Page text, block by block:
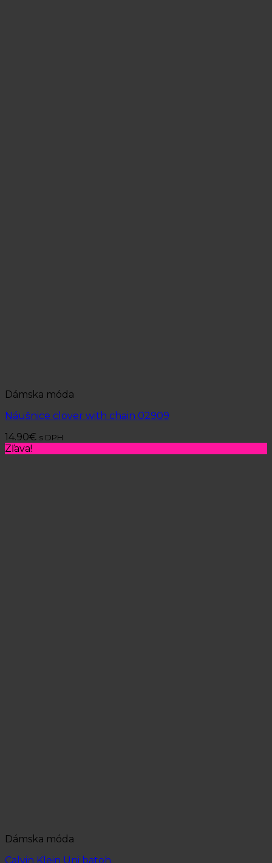
Dámska móda
Náušnice clover with chain 02909
14.90€ s DPH
Zľava!
Dámska móda
Calvin Klein Uni batoh